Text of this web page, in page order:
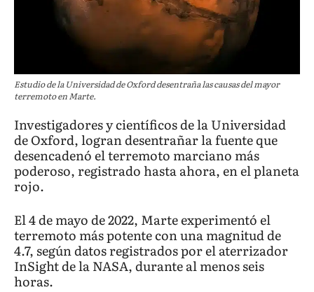
Estudio de la Universidad de Oxford desentraña las causas del mayor
terremoto en Marte.
Investigadores y científicos de la Universidad
de Oxford, logran desentrañar la fuente que
desencadenó el terremoto marciano más
poderoso, registrado hasta ahora, en el planeta
rojo.
El 4 de mayo de 2022, Marte experimentó el
terremoto más potente con una magnitud de
4.7, según datos registrados por el aterrizador
InSight de la NASA, durante al menos seis
horas.